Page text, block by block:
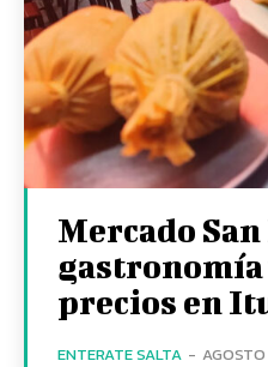
Mercado
gastronomía
precios en
ENTERATE SALTA -